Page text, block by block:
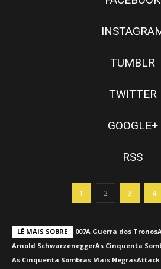
TUMBLR
TWITTER
GOOGLE+
RSS
1 2 3 4
LÊ MAIS SOBRE 007A Guerra dos Tronos
Arnold SchwarzeneggerAs Cinquenta
As Cinquenta Sombras Mais Negras